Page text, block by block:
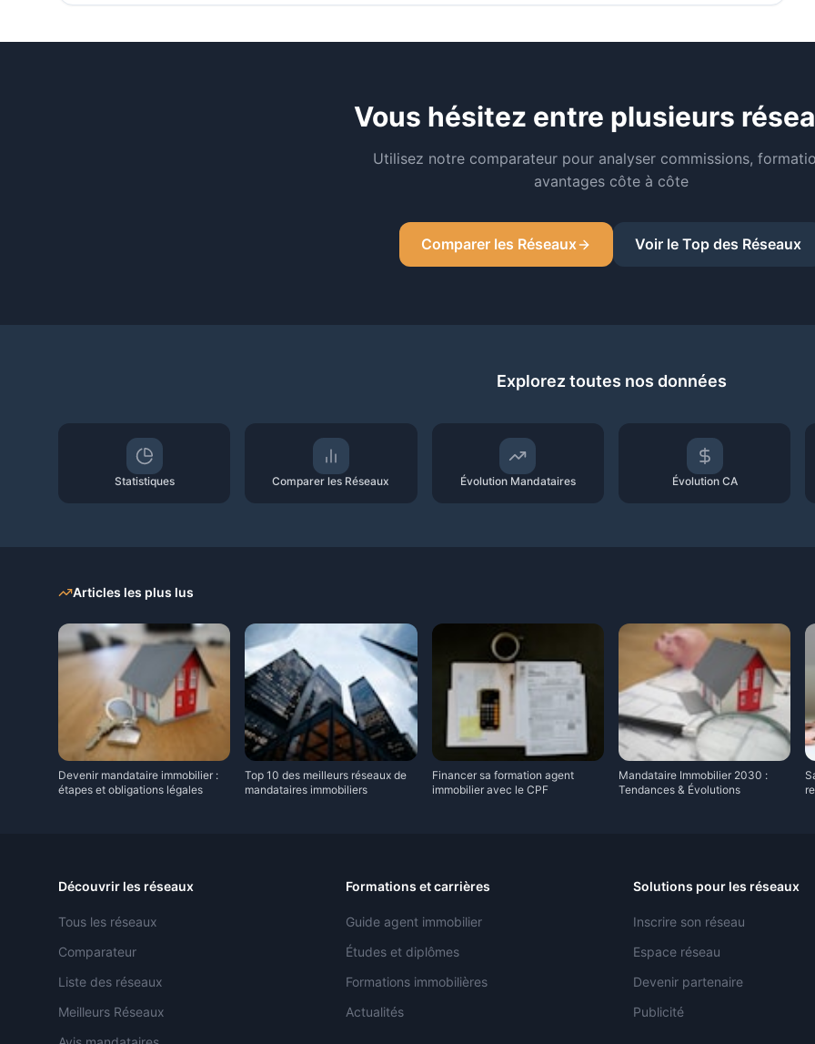
Vous hésitez entre plusieurs
Utilisez notre comparateur pour analyser commissions,
avantages côte à côte
Comparer les Réseaux Voir le Top des Réseaux
Explorez toutes nos données
Statistiques Comparer les Réseaux Évolution Mandataires Évolution CA
Articles les plus lus
Devenir mandataire immobilier :
étapes et obligations légales
Top 10 des meilleurs réseaux de
mandataires immobiliers
Financer sa formation agent
immobilier avec le CPF
Mandataire Immobilier 2030 :
Tendances & Évolutions
Découvrir les réseaux
Tous les réseaux
Comparateur
Liste des réseaux
Meilleurs Réseaux
Formations et carrières
Guide agent immobilier
Études et diplômes
Formations immobilières
Actualités
Solutions pour les réseaux
Inscrire son réseau
Espace réseau
Devenir partenaire
Publicité